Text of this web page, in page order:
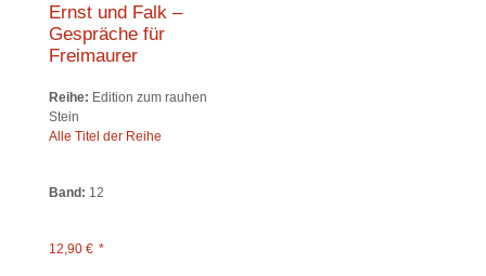
Ernst und Falk –
Gespräche für
Freimaurer
Reihe: Edition zum rauhen
Stein
Alle Titel der Reihe
Band: 12
12,90 € *